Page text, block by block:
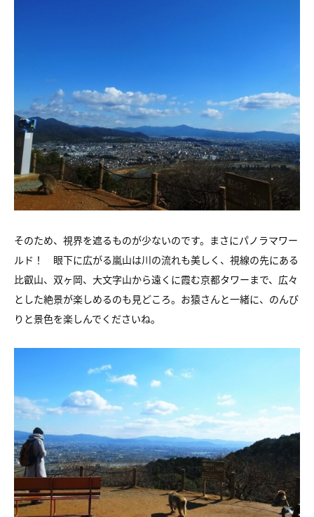
そのため、視界を遮るものが少ないのです。まさにパノラマワー
ルド！ 眼下に広がる嵐山は川の流れも美しく、視線の先にある
比叡山、双ヶ岡、大文字山から遠くに霞む京都タワーまで、広々
とした絶景が楽しめるのも見どころ。お猿さんと一緒に、のんび
りと景色を楽しんでくださいね。